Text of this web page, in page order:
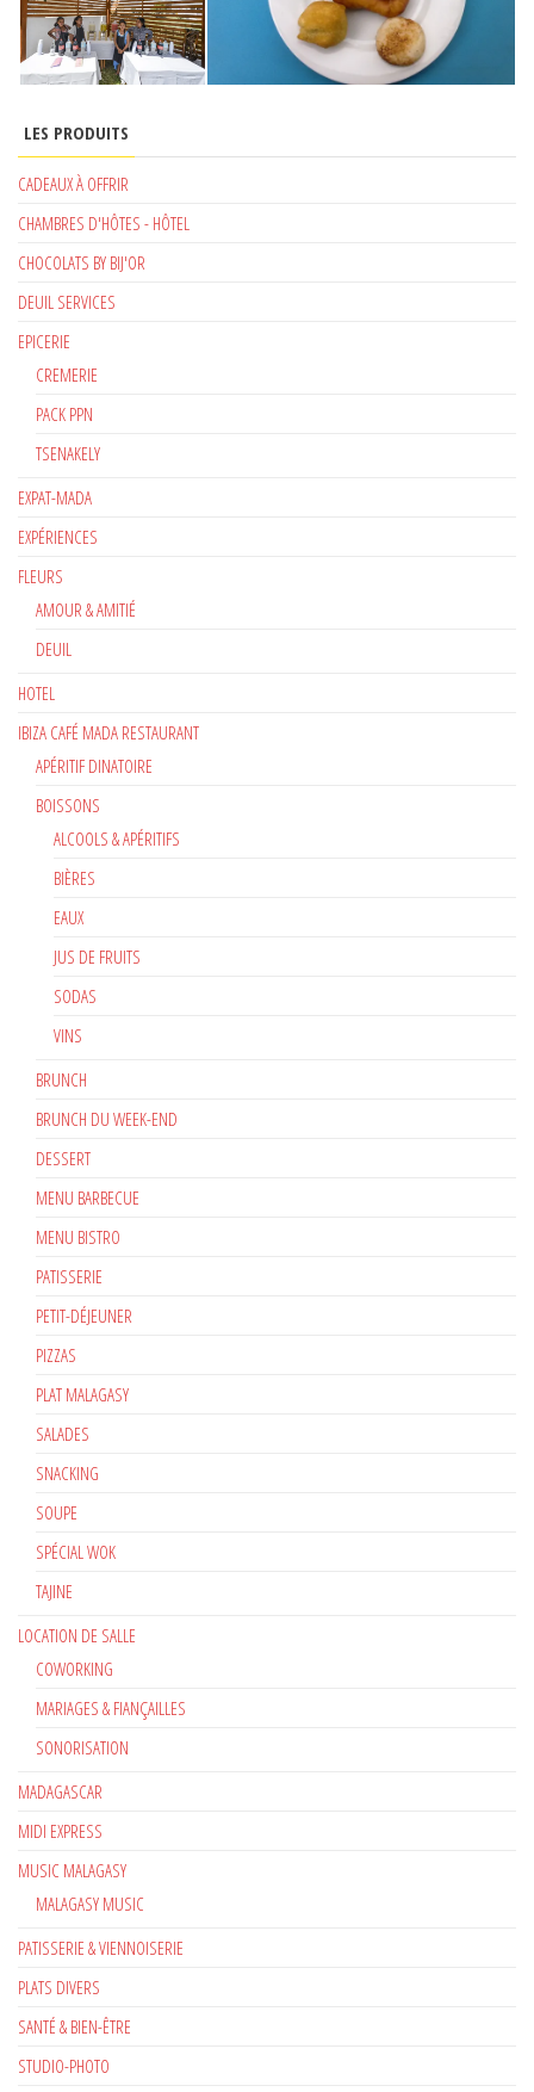
LES PRODUITS
CADEAUX À OFFRIR
CHAMBRES D'HÔTES - HÔTEL
CHOCOLATS BY BIJ'OR
DEUIL SERVICES
EPICERIE
CREMERIE
PACK PPN
TSENAKELY
EXPAT-MADA
EXPÉRIENCES
FLEURS
AMOUR & AMITIÉ
DEUIL
HOTEL
IBIZA CAFÉ MADA RESTAURANT
APÉRITIF DINATOIRE
BOISSONS
ALCOOLS & APÉRITIFS
BIÈRES
EAUX
JUS DE FRUITS
SODAS
VINS
BRUNCH
BRUNCH DU WEEK-END
DESSERT
MENU BARBECUE
MENU BISTRO
PATISSERIE
PETIT-DÉJEUNER
PIZZAS
PLAT MALAGASY
SALADES
SNACKING
SOUPE
SPÉCIAL WOK
TAJINE
LOCATION DE SALLE
COWORKING
MARIAGES & FIANÇAILLES
SONORISATION
MADAGASCAR
MIDI EXPRESS
MUSIC MALAGASY
MALAGASY MUSIC
PATISSERIE & VIENNOISERIE
PLATS DIVERS
SANTÉ & BIEN-ÊTRE
STUDIO-PHOTO